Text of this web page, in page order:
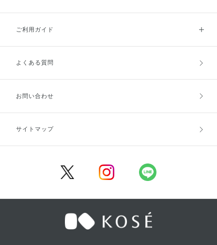
ご利用ガイド
ご利用ガイドトップ
お支払方法
キャンセル・返品・交換
よくある質問
お問い合わせ
サイトマップ